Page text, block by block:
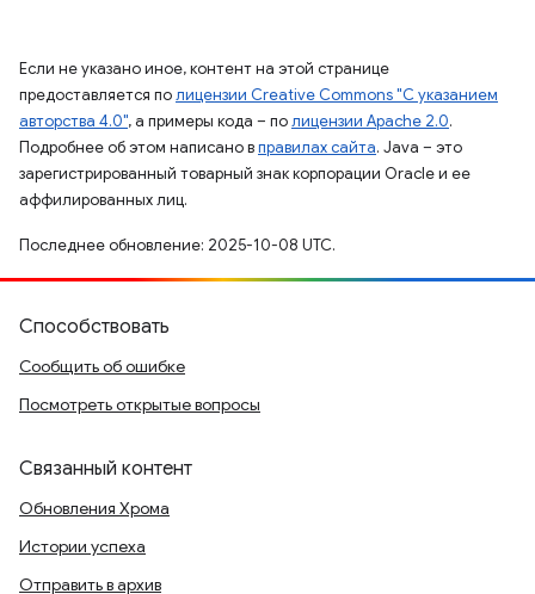
Если не указано иное, контент на этой странице
предоставляется полицензии Creative Commons "С указанием
авторства 4.0", а примеры кода – полицензии Apache 2.0.
Подробнее об этом написано вправилах сайта. Java – это
зарегистрированный товарный знак корпорации Oracle и ее
аффилированных лиц.
Последнее обновление: 2025-10-08 UTC.
Способствовать
Сообщить об ошибке
Посмотреть открытые вопросы
Связанный контент
Обновления Хрома
Истории успеха
Отправить в архив